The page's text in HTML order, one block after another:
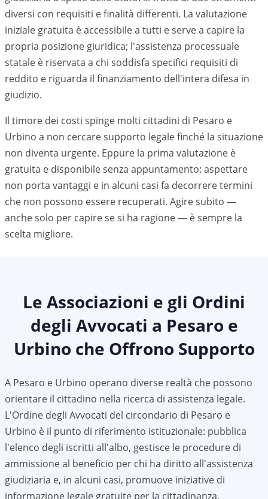
diversi con requisiti e finalità differenti. La valutazione
iniziale gratuita è accessibile a tutti e serve a capire la
propria posizione giuridica; l'assistenza processuale
statale è riservata a chi soddisfa specifici requisiti di
reddito e riguarda il finanziamento dell'intera difesa in
giudizio.
Il timore dei costi spinge molti cittadini di Pesaro e
Urbino a non cercare supporto legale finché la situazione
non diventa urgente. Eppure la prima valutazione è
gratuita e disponibile senza appuntamento: aspettare
non porta vantaggi e in alcuni casi fa decorrere termini
che non possono essere recuperati. Agire subito —
anche solo per capire se si ha ragione — è sempre la
scelta migliore.
Le Associazioni e gli Ordini
degli Avvocati a Pesaro e
Urbino che Offrono Supporto
A Pesaro e Urbino operano diverse realtà che possono
orientare il cittadino nella ricerca di assistenza legale.
L'Ordine degli Avvocati del circondario di Pesaro e
Urbino è il punto di riferimento istituzionale: pubblica
l'elenco degli iscritti all'albo, gestisce le procedure di
ammissione al beneficio per chi ha diritto all'assistenza
giudiziaria e, in alcuni casi, promuove iniziative di
informazione legale gratuite per la cittadinanza.